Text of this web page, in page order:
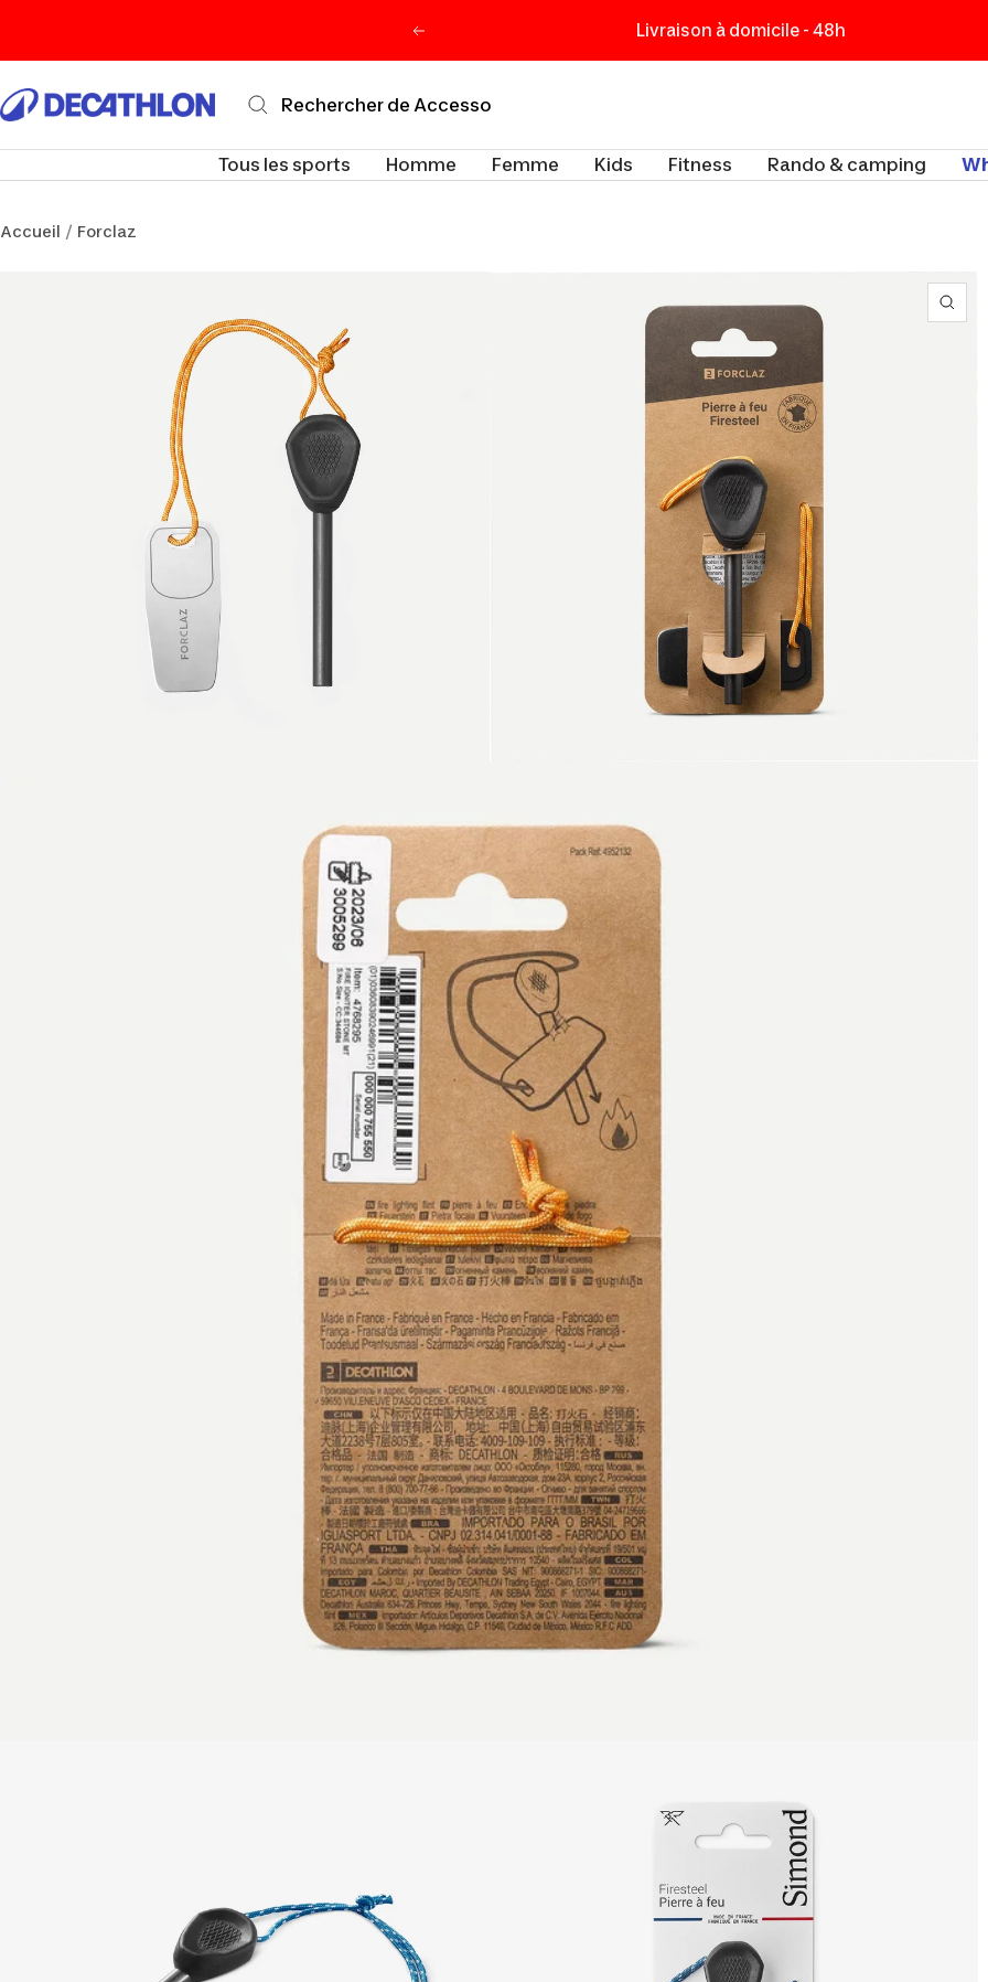
Précédent Livraison à domicile - 48h
Decathlon
Tous les sports
Homme Femme Kids Fitness Rando & camping
Accueil Forclaz